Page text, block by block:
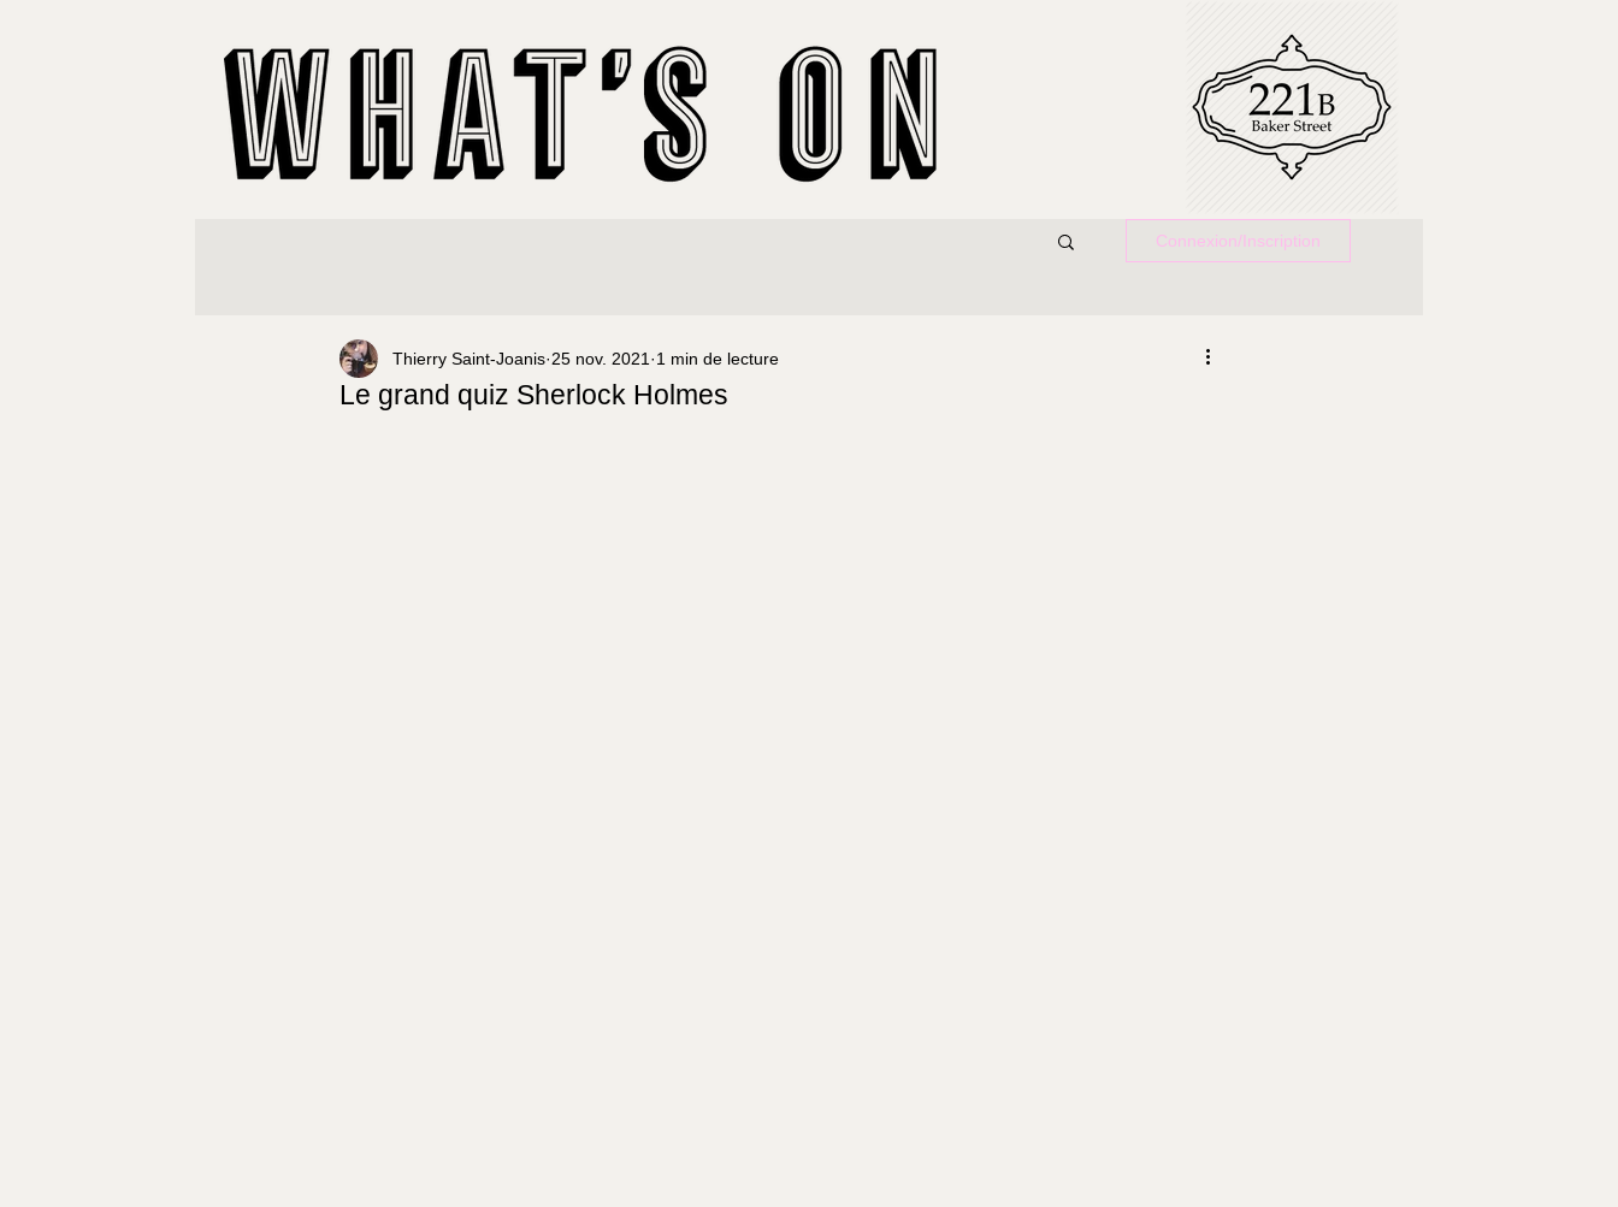
Connexion/Inscription
Le grand quiz Sherlock Holmes
Thierry Saint-Joanis 25 nov. 2021 1 min de lecture